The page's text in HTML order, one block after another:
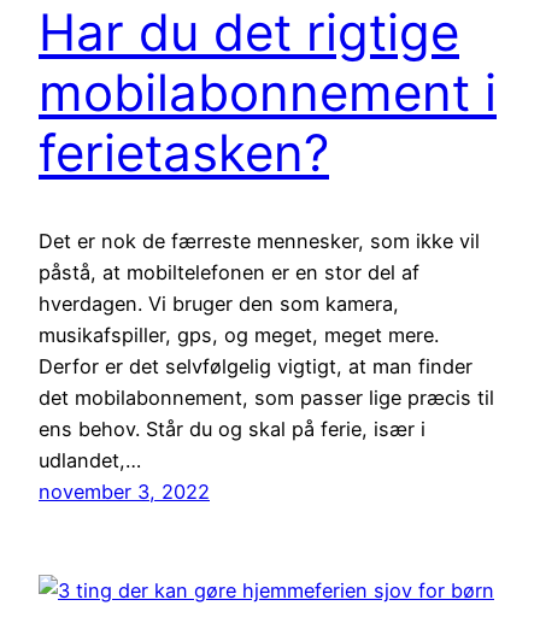
Har du det rigtige
mobilabonnement i
ferietasken?
Det er nok de færreste mennesker, som ikke vil
påstå, at mobiltelefonen er en stor del af
hverdagen. Vi bruger den som kamera,
musikafspiller, gps, og meget, meget mere.
Derfor er det selvfølgelig vigtigt, at man finder
det mobilabonnement, som passer lige præcis til
ens behov. Står du og skal på ferie, især i
udlandet,…
november 3, 2022